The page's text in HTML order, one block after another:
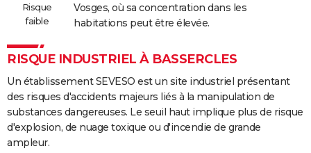
Risque
faible
Vosges, où sa concentration dans les
habitations peut être élevée.
RISQUE INDUSTRIEL À BASSERCLES
Un établissement SEVESO est un site industriel présentant
des risques d'accidents majeurs liés à la manipulation de
substances dangereuses. Le seuil haut implique plus de risque
d'explosion, de nuage toxique ou d'incendie de grande
ampleur.